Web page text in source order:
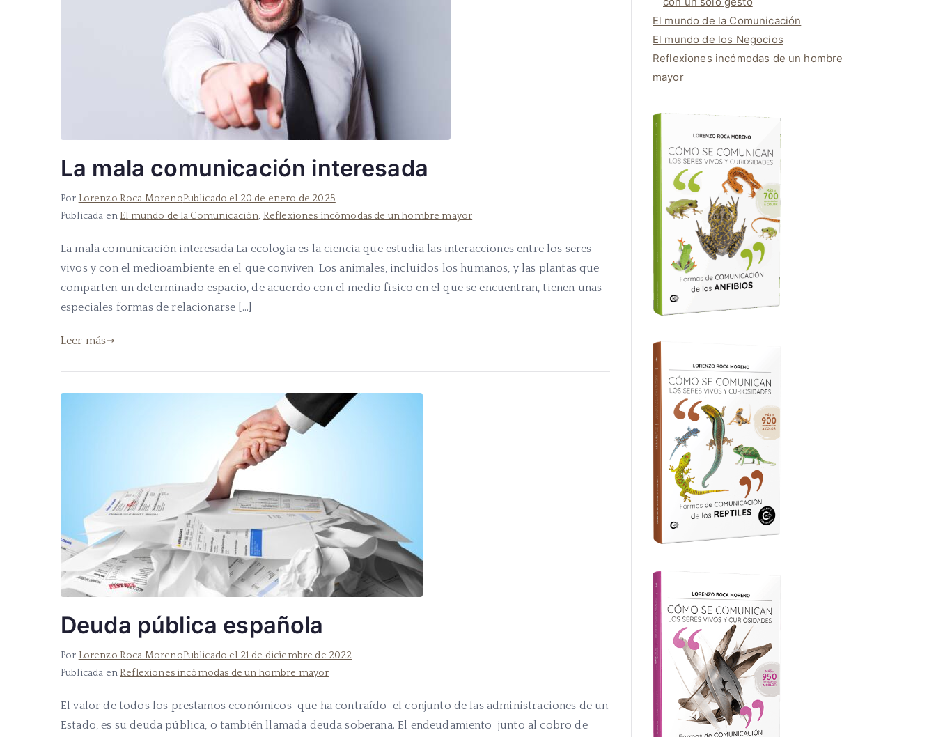
La mala comunicación interesada
Por Lorenzo Roca MorenoPublicado el 20 de enero de 2025
Publicada en El mundo de la Comunicación, Reflexiones incómodas de un hombre mayor
La mala comunicación interesada La ecología es la ciencia que estudia las interacciones entre los seres
vivos y con el medioambiente en el que conviven. Los animales, incluidos los humanos, y las plantas que
comparten un determinado espacio, de acuerdo con el medio físico en el que se encuentran, tienen unas
especiales formas de relacionarse […]
Leer más
Deuda pública española
Por Lorenzo Roca MorenoPublicado el 21 de diciembre de 2022
Publicada en Reflexiones incómodas de un hombre mayor
El valor de todos los prestamos económicos que ha contraído el conjunto de las administraciones de un
Estado, es su deuda pública, o también llamada deuda soberana. El endeudamiento junto al cobro de
El mundo de la Comunicación
El mundo de los Negocios
Reflexiones incómodas de un hombre
mayor